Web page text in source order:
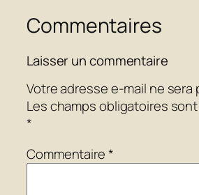
Commentaires
Laisser un commentaire
Votre adresse e-mail ne sera
Les champs obligatoires
*
Commentaire*